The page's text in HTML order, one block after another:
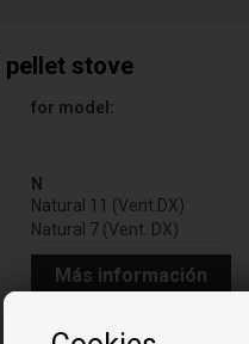
stove
for model:
N
Natural 11 (Vent.DX)
Natural 7 (Vent. DX)
Más información